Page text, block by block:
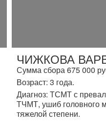
ЧИЖКОВА
Сумма сбора 675 000
Возраст: 3 года.
Диагноз: ТСМТ с
ТЧМТ, ушиб головного
тяжелой степени.